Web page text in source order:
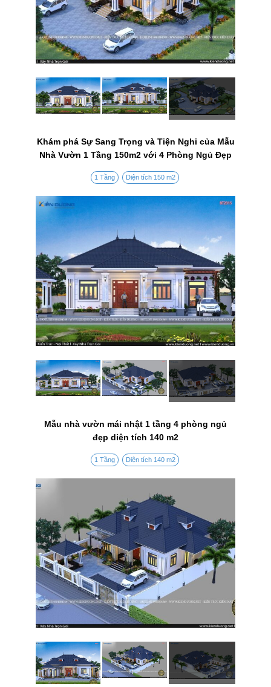
Khám phá Sự Sang Trọng và Tiện Nghi của Mẫu
Nhà Vườn 1 Tầng 150m2 với 4 Phòng Ngủ Đẹp
1 Tầng Diện tích 150 m2
Mẫu nhà vườn mái nhật 1 tầng 4 phòng ngủ
đẹp diện tích 140 m2
1 Tầng Diện tích 140 m2